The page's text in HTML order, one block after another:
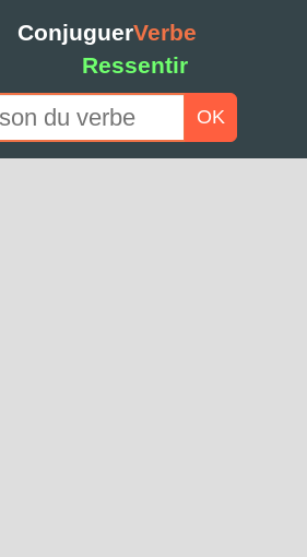
ConjuguerVerbe
Ressentir
OK